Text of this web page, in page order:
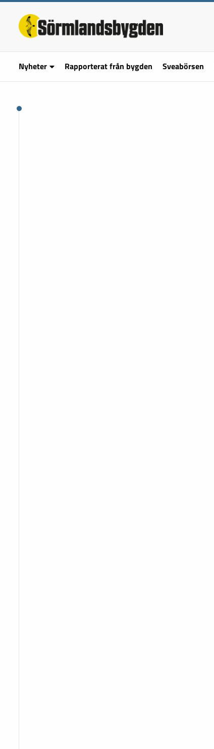
Nyheter Rapporterat från bygden Sveabörsen